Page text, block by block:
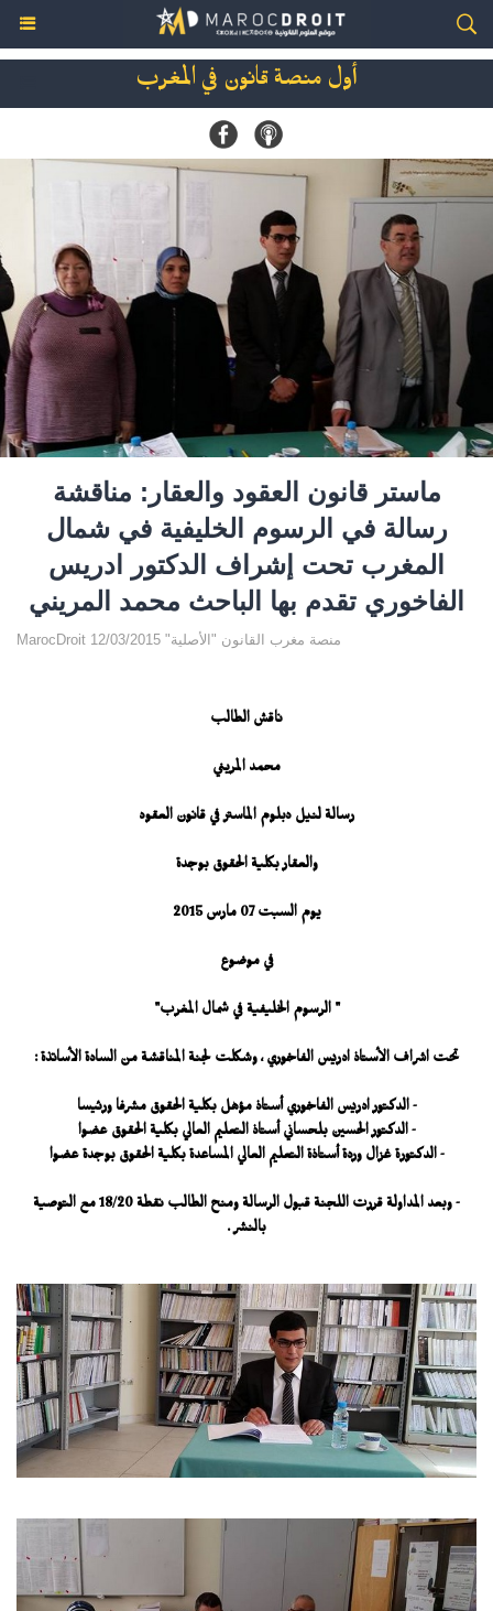
أول منصة قانون في المغرب
ماستر قانون العقود والعقار: مناقشة
رسالة في الرسوم الخليفية في شمال
المغرب تحت إشراف الدكتور ادريس
الفاخوري تقدم بها الباحث محمد المريني
MarocDroit منصة مغرب القانون "الأصلية" 12/03/2015
ناقش الطالب
محمد المريني
رسالة لنيل دبلوم الماستر في قانون العقود
والعقار بكلية الحقوق بوجدة
يوم السبت 07 مارس 2015
في موضوع
" الرسوم الخليفية في شمال المغرب"
تحت اشراف الأستاذ ادريس الفاخوري ، وشكلت لجنة المناقشة من السادة الأساتذة :
- الدكتور ادريس الفاخوري أستاذ مؤهل بكلية الحقوق مشرفا ورئيسا
- الدكتور الحسين بلحساني أستاذ التعليم العالي بكلية الحقوق عضوا
- الدكتورة غزال وردة أستاذة التعليم العالي المساعدة بكلية الحقوق بوجدة عضوا
- وبعد المداولة قررت اللجنة قبول الرسالة ومنح الطالب نقطة 18/20 مع التوصية
بالنشر .